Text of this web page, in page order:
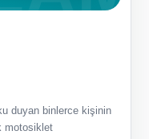
duyan binlerce kişinin
motosiklet